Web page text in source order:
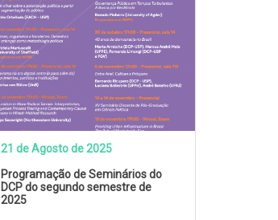
21 de Agosto de 2025
Programação de Seminários do
DCP do segundo semestre de
2025